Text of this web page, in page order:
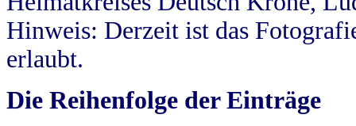
Hinweis: Derzeit ist das
erlaubt.
Die Reihenfolge der Einträge